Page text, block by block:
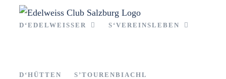
InhaltD‘EDELWEISSER S‘VEREINSLEBEN
D‘HÜTTEN S’TOURENBIACHL